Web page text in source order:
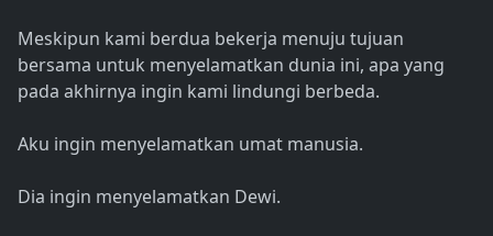
Meskipun kami berdua bekerja menuju tujuan
bersama untuk menyelamatkan dunia ini, apa yang
pada akhirnya ingin kami lindungi berbeda.
Aku ingin menyelamatkan umat manusia.
Dia ingin menyelamatkan Dewi.